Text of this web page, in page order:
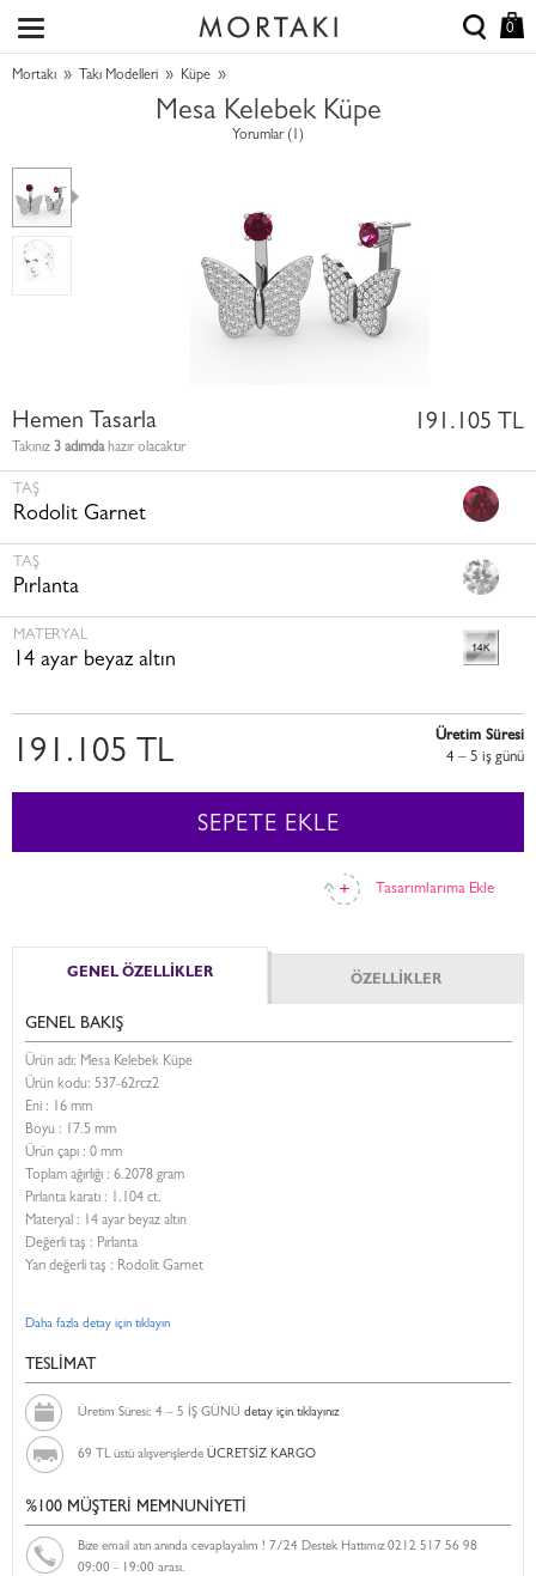
0
Mortakı » Takı Modelleri » Küpe »
Mesa Kelebek Küpe
Yorumlar (1)
Hemen Tasarla
Takınız 3 adımdahazır olacaktır
191.105 TL
TAŞ
Rodolit Garnet
TAŞ
Pırlanta
MATERYAL
14 ayar beyaz altın
Tasarımlarıma Ekle
191.105 TL
Üretim Süresi
4 – 5 i̇ş günü
SEPETE EKLE
GENEL ÖZELLİKLER ÖZELLİKLER
GENEL BAKIŞ
Ürün adı: Mesa Kelebek Küpe
Ürün kodu: 537-62rcz2
Eni : 16 mm
Boyu : 17.5 mm
Ürün çapı : 0 mm
Toplam ağırlığı : 6.2078 gram
Pırlanta karatı : 1.104 ct.
Materyal : 14 ayar beyaz altın
Değerli taş : Pırlanta
Yarı değerli taş : Rodolit Garnet
Daha fazla detay için tıklayın
TESLİMAT
Üretim Süresi: 4 – 5 İŞ GÜNÜ detay için tıklayınız
69 TL üstü alışverişlerde ÜCRETSİZ KARGO
%100 MÜŞTERİ MEMNUNİYETİ
Bize email atın anında cevaplayalım ! 7/24 Destek Hattımız 0212 517 56 98
09:00 - 19:00 arası.